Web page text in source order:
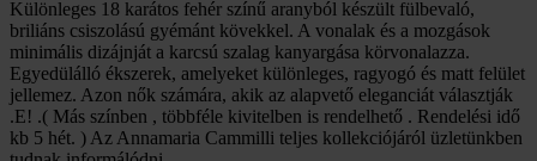
Különleges 18 karátos fehér színű aranyból készült fülbevaló,
briliáns csiszolású gyémánt kövekkel. A vonalak és a mozgások
minimális dizájnját a karcsú szalag kanyargása körvonalazza.
Egyedülálló ékszerek, amelyeket különleges, ragyogó és matt felület
jellemez. Azon nők számára, akik az alapvető eleganciát választják
.E! .( Más színben , többféle kivitelben is rendelhető . Rendelési idő
kb 5 hét. ) Az Annamaria Cammilli teljes kollekciójáról üzletünkben